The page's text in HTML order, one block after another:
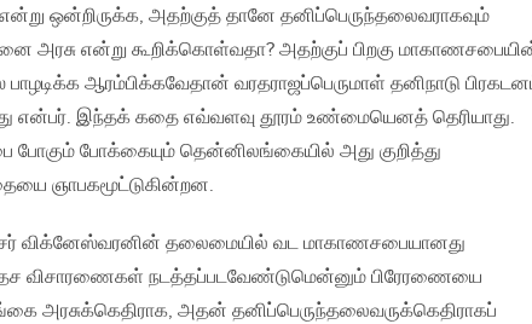
ஒன்றிருக்க, அதற்குத் தானே தனிப்பெருந்தலைவராகவும்
அரசு என்று கூறிக்கொள்வதா? அதற்குப் பிறகு
ஆரம்பிக்கவேதான் வரதராஜப்பெருமாள் தனிநாடு
என்பர். இந்தக் கதை எவ்வளவு தூரம் உண்மையெனத் தெரியாது.
போக்கையும் தென்னிலங்கையில் அது குறித்து
ஞாபகமூட்டுகின்றன.
விக்னேஸ்வரனின் தலைமையில் வட மாகாணசபையானது
விசாரணைகள் நடத்தப்படவேண்டுமென்னும் பிரேரணையை
அரசுக்கெதிராக, அதன் தனிப்பெருந்தலைவருக்கெதிராகப்